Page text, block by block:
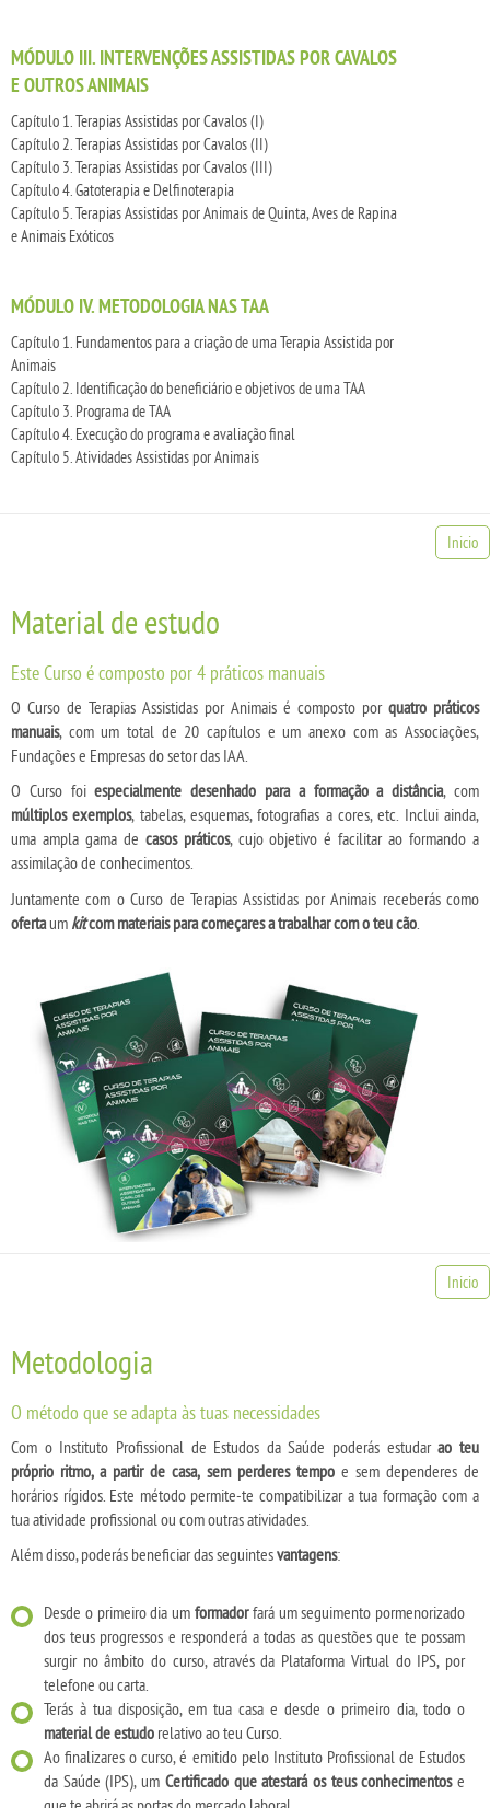
MÓDULO III. INTERVENÇÕES ASSISTIDAS POR CAVALOS
E OUTROS ANIMAIS
Capítulo 1. Terapias Assistidas por Cavalos (I)
Capítulo 2. Terapias Assistidas por Cavalos (II)
Capítulo 3. Terapias Assistidas por Cavalos (III)
Capítulo 4. Gatoterapia e Delfinoterapia
Capítulo 5. Terapias Assistidas por Animais de Quinta, Aves de Rapina
e Animais Exóticos
MÓDULO IV. METODOLOGIA NAS TAA
Capítulo 1. Fundamentos para a criação de uma Terapia Assistida por
Animais
Capítulo 2. Identificação do beneficiário e objetivos de uma TAA
Capítulo 3. Programa de TAA
Capítulo 4. Execução do programa e avaliação final
Capítulo 5. Atividades Assistidas por Animais
Inicio
Material de estudo
Este Curso é composto por 4 práticos manuais
O Curso de Terapias Assistidas por Animais é composto por quatro práticos
manuais, com um total de 20 capítulos e um anexo com as Associações,
Fundações e Empresas do setor das IAA.
O Curso foiespecialmente desenhado para a formação a distância, com
múltiplos exemplos, tabelas, esquemas, fotografias a cores, etc. Inclui ainda,
uma ampla gama de casos práticos, cujo objetivo é facilitar ao formando a
assimilação de conhecimentos.
Juntamente com o Curso de Terapias Assistidas por Animais receberás como
ofertaum kitcom materiais para começares a trabalhar com o teu cão
Inicio
Metodologia
O método que se adapta às tuas necessidades
Com o Instituto Profissional de Estudos da Saúde poderás estudarao teu
próprio ritmo, a partir de casa, sem perderes tempoe sem dependeres de
horários rígidos. Este método permite-te compatibilizar a tua formação com a
tua atividade profissional ou com outras atividades.
Além disso, poderás beneficiar das seguintesvantagens:
Desde o primeiro dia um formadorfará um seguimento pormenorizado
dos teus progressos e responderá a todas as questões que te possam
surgir no âmbito do curso, através da Plataforma Virtual do IPS, por
telefone ou carta.
Terás à tua disposição, em tua casa e desde o primeiro dia, todo o
material de estudo relativo ao teu Curso.
Ao finalizares o curso, é emitido pelo Instituto Profissional de Estudos
da Saúde (IPS), um Certificado que atestará os teus conhecimentose